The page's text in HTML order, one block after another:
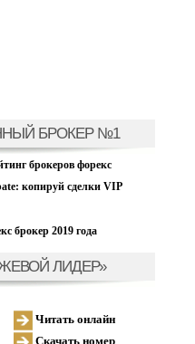
БРОКЕР №1
брокеров форекс
копируй сделки VIP
брокер 2019 года
ЛИДЕР»
Читать онлайн
Скачать номер